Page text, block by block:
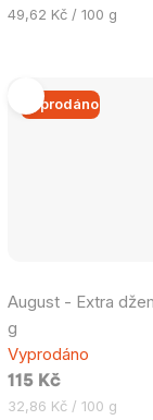
Měrná
49,62 Kč / 100 g
Vyprodáno
August - Extra
g
Vyprodáno
115 Kč
Měrná
32,86 Kč / 100 g